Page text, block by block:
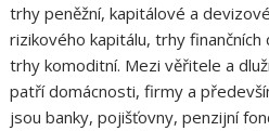
trhy peněžní, kapitálové a
rizikového kapitálu, trhy
trhy komoditní. Mezi věřitele a
patří domácnosti, firmy a
jsou banky, pojišťovny, penzijní